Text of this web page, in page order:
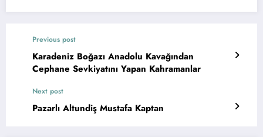
Previous post
Karadeniz Boğazı Anadolu Kavağından
Cephane Sevkiyatını Yapan Kahramanlar
Next post
Pazarlı Altundiş Mustafa Kaptan